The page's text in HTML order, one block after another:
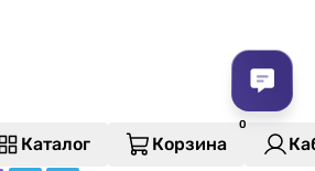
Каталог Корзина